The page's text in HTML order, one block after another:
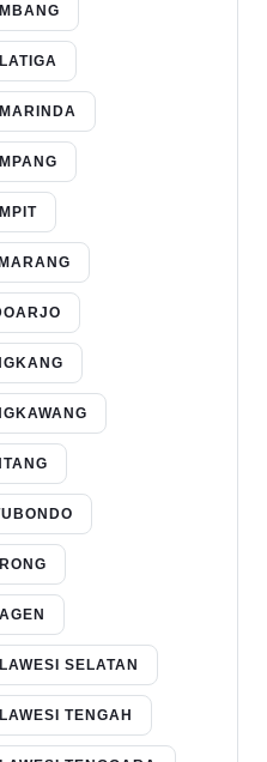
SELATAN
TENGAH